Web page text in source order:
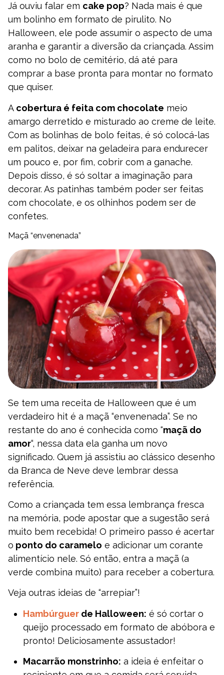
Já ouviu falar em cake pop? Nada mais é que
um bolinho em formato de pirulito. No
Halloween, ele pode assumir o aspecto de uma
aranha e garantir a diversão da criançada. Assim
como no bolo de cemitério, dá até para
comprar a base pronta para montar no formato
que quiser.
A cobertura é feita com chocolate meio
amargo derretido e misturado ao creme de leite.
Com as bolinhas de bolo feitas, é só colocá-las
em palitos, deixar na geladeira para endurecer
um pouco e, por fim, cobrir com a ganache.
Depois disso, é só soltar a imaginação para
decorar. As patinhas também poder ser feitas
com chocolate, e os olhinhos podem ser de
confetes.
Maçã “envenenada”
Se tem uma receita de Halloween que é um
verdadeiro hit é a maçã “envenenada”. Se no
restante do ano é conhecida como “maçã do
amor“, nessa data ela ganha um novo
significado. Quem já assistiu ao clássico desenho
da Branca de Neve deve lembrar dessa
referência.
Como a criançada tem essa lembrança fresca
na memória, pode apostar que a sugestão será
muito bem recebida! O primeiro passo é acertar
o ponto do caramelo e adicionar um corante
alimentício nele. Só então, entra a maçã (a
verde combina muito) para receber a cobertura.
Veja outras ideias de “arrepiar”!
Hambúrguer de Halloween: é só cortar o
queijo processado em formato de abóbora e
pronto! Deliciosamente assustador!
Macarrão monstrinho: a ideia é enfeitar o